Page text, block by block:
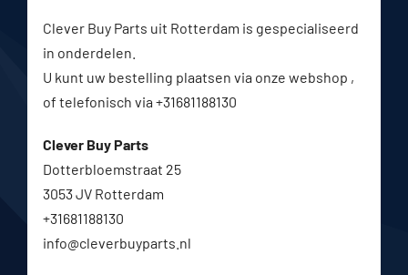
Clever Buy Parts uit Rotterdam is gespecialiseerd
in onderdelen.
U kunt uw bestelling plaatsen via onze webshop ,
of telefonisch via +31681188130
Clever Buy Parts
Dotterbloemstraat 25
3053 JV Rotterdam
+31681188130
info@cleverbuyparts.nl